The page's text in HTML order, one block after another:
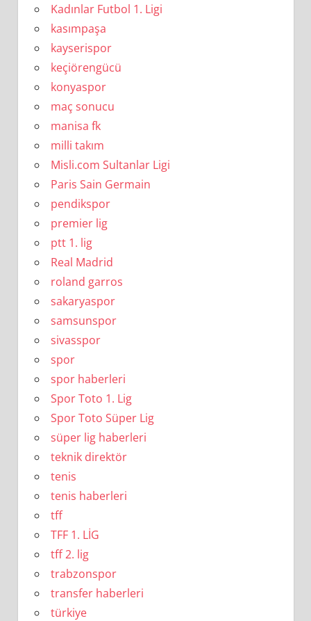
Kadınlar Futbol 1. Ligi
kasımpaşa
kayserispor
keçiörengücü
konyaspor
maç sonucu
manisa fk
milli takım
Misli.com Sultanlar Ligi
Paris Sain Germain
pendikspor
premier lig
ptt 1. lig
Real Madrid
roland garros
sakaryaspor
samsunspor
sivasspor
spor
spor haberleri
Spor Toto 1. Lig
Spor Toto Süper Lig
süper lig haberleri
teknik direktör
tenis
tenis haberleri
tff
TFF 1. LİG
tff 2. lig
trabzonspor
transfer haberleri
türkiye